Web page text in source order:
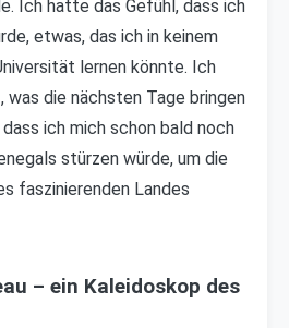
Ich hatte das Gefühl, dass ich
etwas, das ich in keinem
lernen könnte. Ich
was die nächsten Tage bringen
ich mich schon bald noch
stürzen würde, um die
faszinierenden Landes
– ein Kaleidoskop des